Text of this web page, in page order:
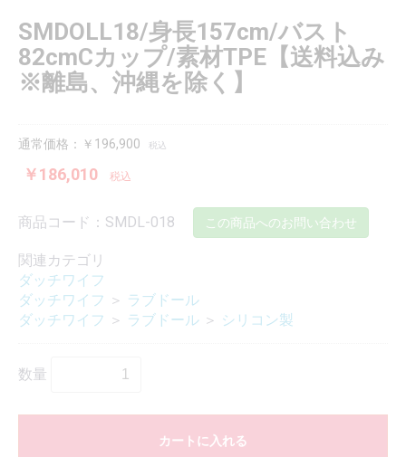
SMDOLL18/身長157cm/バスト
82cmCカップ/素材TPE【送料込み
※離島、沖縄を除く】
通常価格：￥196,900 税込
￥186,010 税込
商品コード：SMDL-018 この商品へのお問い合わせ
関連カテゴリ
ダッチワイフ
ダッチワイフ ＞ ラブドール
ダッチワイフ ＞ ラブドール ＞ シリコン製
数量
カートに入れる